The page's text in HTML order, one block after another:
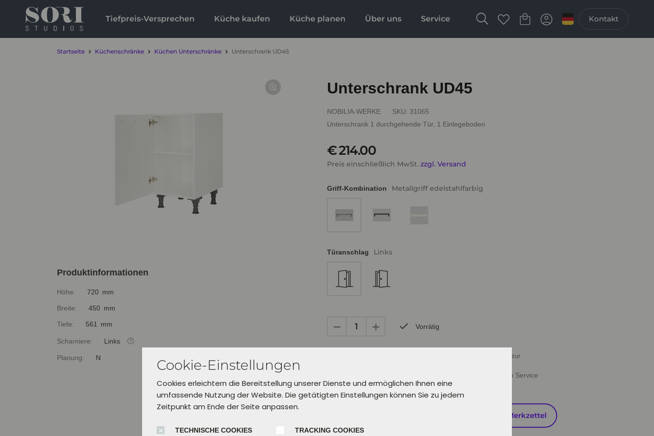
Cookie-Einstellungen
Cookies erleichtern die Bereitstellung unserer Dienste und ermöglichen Ihnen eine
umfassende Nutzung der Website. Die getätigten Einstellungen können Sie zu jedem
Zeitpunkt am Ende der Seite anpassen.
TECHNISCHE COOKIES TRACKING COOKIES
Tiefpreis-Versprechen Küche kaufen Küche planen Über uns Service Kontakt
Startseite Küchenschränke Küchen Unterschränke Unterschrank UD45
Produktinformationen
Höhe: 720 mm
Breite: 450 mm
Tiefe: 561 mm
Scharniere: Links
Planung: N
Unterschrank UD45
NOBILIA-WERKE SKU: 31065
Unterschrank 1 durchgehende Tür, 1 Einlegeboden
€ 214.00
Preis einschließlich MwSt. zzgl. Versand
Griff-Kombination Metallgriff edelstahlfarbig
Türanschlag Links
Vorrätig
Bereits zur Abholung in Verl innerhalb von 24 Stunden oder zur
Wähle dafür unter "Einkauf abschließen" deine gewünschten Service
aus.
Auf den Merkzettel